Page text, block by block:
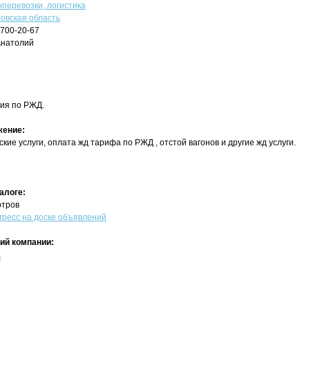
логистика
область
20-67
по РЖД.
услуги, оплата жд тарифа по РЖД , отстой вагонов и другие жд услуги.
на доске объявлений
компании: